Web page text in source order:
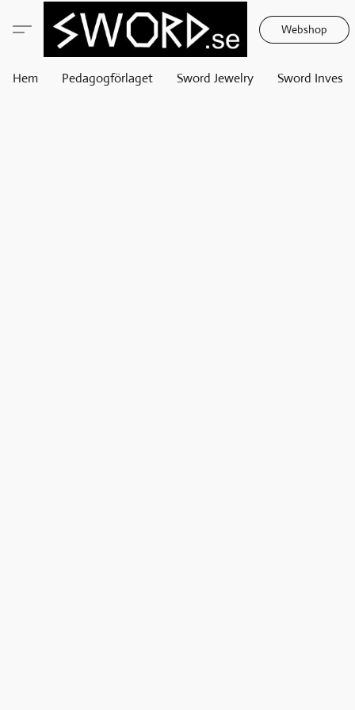
Webshop
Hem Pedagogförlaget Sword Jewelry Sword Invest